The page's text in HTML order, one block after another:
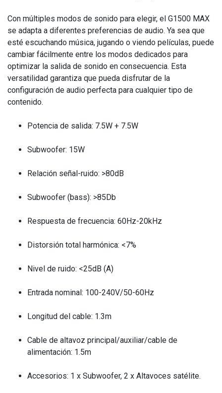
Con múltiples modos de sonido para elegir, el G1500 MAX
se adapta a diferentes preferencias de audio. Ya sea que
esté escuchando música, jugando o viendo películas, puede
cambiar fácilmente entre los modos dedicados para
optimizar la salida de sonido en consecuencia. Esta
versatilidad garantiza que pueda disfrutar de la
configuración de audio perfecta para cualquier tipo de
contenido.
Potencia de salida: 7.5W + 7.5W
Subwoofer: 15W
Relación señal-ruido: >80dB
Subwoofer (bass): >85Db
Respuesta de frecuencia: 60Hz-20kHz
Distorsión total harmónica: <7%
Nivel de ruido: <25dB (A)
Entrada nominal: 100-240V/50-60Hz
Longitud del cable: 1.3m
Cable de altavoz principal/auxiliar/cable de
alimentación: 1.5m
Accesorios: 1 x Subwoofer, 2 x Altavoces satélite.